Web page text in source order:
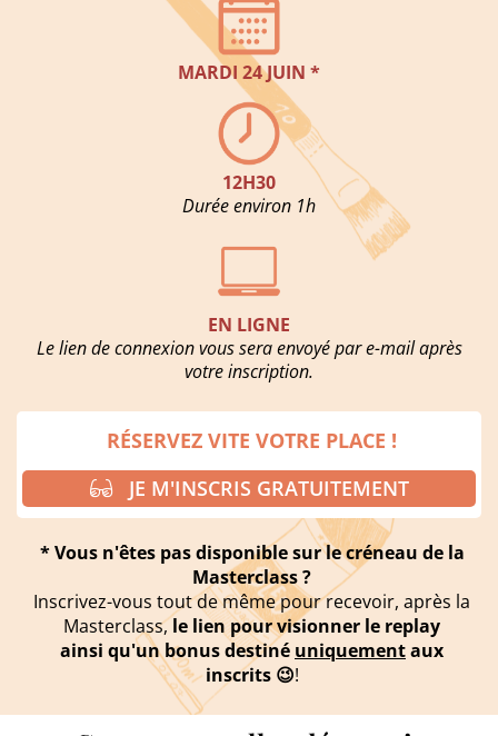
MARDI 24 JUIN *
12H30
Durée environ 1h
EN LIGNE
Le lien de connexion vous sera envoyé par e-mail après
votre inscription.
RÉSERVEZ VITE VOTRE PLACE !
JE M'INSCRIS GRATUITEMENT
* Vous n'êtes pas disponible sur le créneau de la
Masterclass ?
Inscrivez-vous tout de même pour recevoir, après la
Masterclass,le lien pour visionner le replay
ainsi qu'un bonus destiné uniquementaux
inscrits 😉!